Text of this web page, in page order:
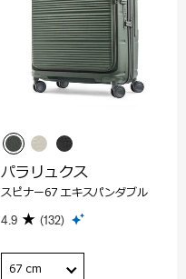
パラリュクス
スピナー67 エキスパンダブル
4.9 (132)
67 cm